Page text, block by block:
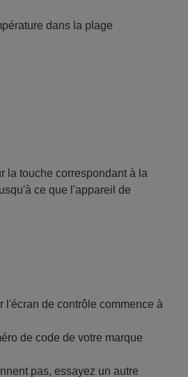
dans la plage
la touche correspondant à la
ce que l'appareil de
l'écran de contrôle commence à
de code de votre marque
pas, essayez un autre